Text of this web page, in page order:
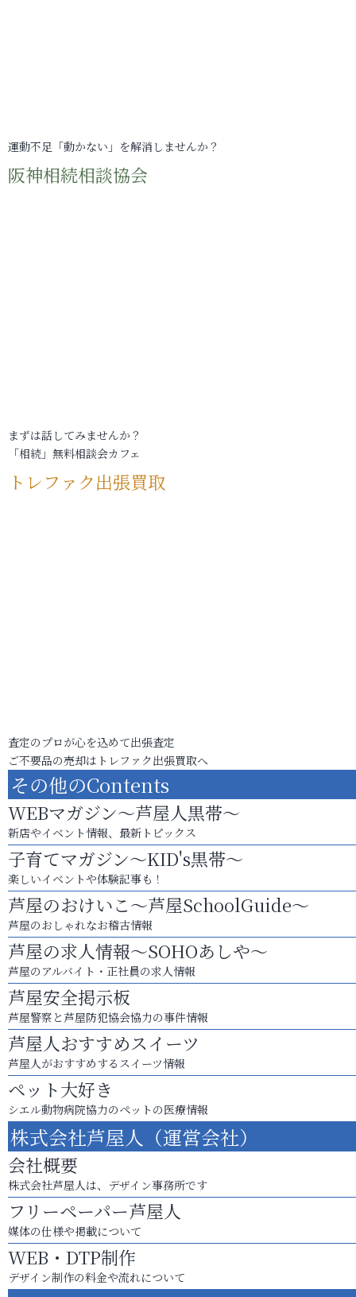
運動不足「動かない」を解消しませんか？
阪神相続相談協会
まずは話してみませんか？
「相続」無料相談会カフェ
トレファク出張買取
査定のプロが心を込めて出張査定
ご不要品の売却はトレファク出張買取へ
その他のContents
WEBマガジン～芦屋人黒帯～
新店やイベント情報、最新トピックス
子育てマガジン～KID's黒帯～
楽しいイベントや体験記事も！
芦屋のおけいこ～芦屋SchoolGuide～
芦屋のおしゃれなお稽古情報
芦屋の求人情報～SOHOあしや～
芦屋のアルバイト・正社員の求人情報
芦屋安全掲示板
芦屋警察と芦屋防犯協会協力の事件情報
芦屋人おすすめスイーツ
芦屋人がおすすめするスイーツ情報
ペット大好き
シエル動物病院協力のペットの医療情報
株式会社芦屋人（運営会社）
会社概要
株式会社芦屋人は、デザイン事務所です
フリーペーパー芦屋人
媒体の仕様や掲載について
WEB・DTP制作
デザイン制作の料金や流れについて